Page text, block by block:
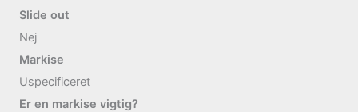
Slide out
Nej
Markise
Uspecificeret
Er en markise vigtig?